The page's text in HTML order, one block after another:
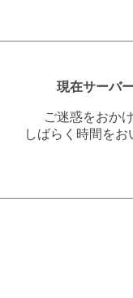
現在サーバ
ご迷惑をおか
しばらく時間を